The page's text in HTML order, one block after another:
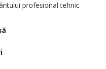
profesional tehnic